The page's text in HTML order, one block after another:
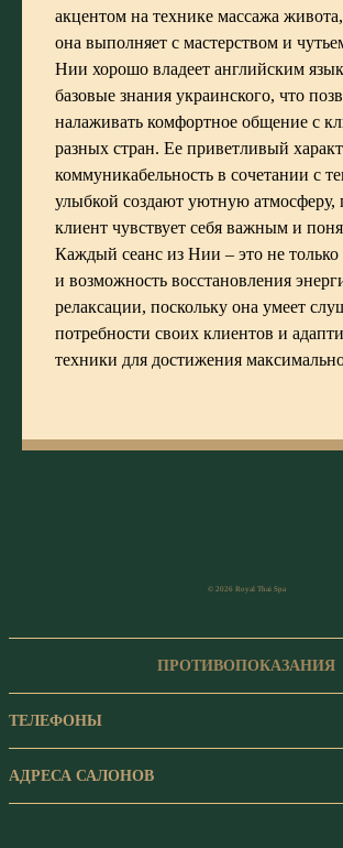
акцентом на технике массажа
она выполняет с мастерством и
Нии хорошо владеет английским
базовые знания украинского, что
налаживать комфортное общение с
разных стран. Ее приветливый
коммуникабельность в сочетании с
улыбкой создают уютную атмосферу,
клиент чувствует себя важным и
Каждый сеанс из Нии – это не
и возможность восстановления
релаксации, поскольку она умеет
потребности своих клиентов и
техники для достижения
© 2026 Royal Thai Spa
ПРОТИВОПОКАЗАНИЯ
ТЕЛЕФОНЫ
АДРЕСА САЛОНОВ